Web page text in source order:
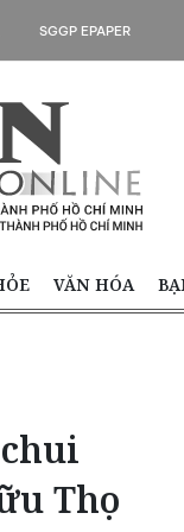
SGGP EPAPER
VĂN HÓA
Thọ